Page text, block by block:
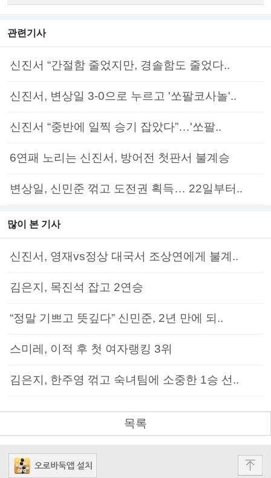
관련기사
신진서 “간절함 줄었지만, 경솔함도 줄었다..
신진서, 변상일 3-0으로 누르고 '쏘팔코사놀'..
신진서 “중반에 일찍 승기 잡았다”…'쏘팔..
6연패 노리는 신진서, 방어전 첫판서 불계승
변상일, 신민준 꺾고 도전권 획득… 22일부터..
많이 본 기사
신진서, 영재vs정상 대국서 조상연에게 불계..
김은지, 목진석 잡고 2연승
“정말 기쁘고 뜻깊다” 신민준, 2년 만에 되..
스미레, 이적 후 첫 여자랭킹 3위
김은지, 한주영 꺾고 숙녀팀에 소중한 1승 선..
목록